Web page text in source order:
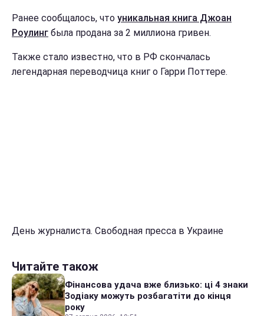
Ранее сообщалось, что уникальная книга Джоан
Роулинг была продана за 2 миллиона гривен.
Также стало известно, что в РФ скончалась
легендарная переводчица книг о Гарри Поттере.
День журналиста. Свободная пресса в Украине
Читайте також
Фінансова удача вже близько: ці 4 знаки
Зодіаку можуть розбагатіти до кінця
року